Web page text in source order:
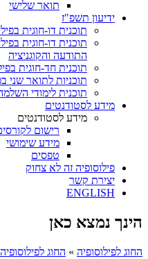
תואר שלישי
ידיעון תשפ"ז
תוכנית דו-חוגית
תוכנית דו-חוגית
התודעה והקוגניציה
תוכנית חד-חוגית
תוכניות לתואר שני
תוכנית לימודי
מידע לסטודנטים
מידע לסטודנטים
רישום
מידע שימושי
טפסים
פילוסופיה זה לא צחוק
יצירת קשר
ENGLISH
הינך נמצא כאן
החוג לפילוסופיה » החוג לפילוסופיה